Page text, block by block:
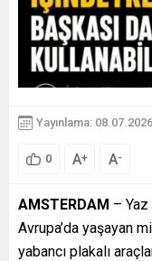
Yayınlama: 08.07.2026
0 A+ A-
AMSTERDAM –
Avrupa’da yaşayan
yabancı plakalı